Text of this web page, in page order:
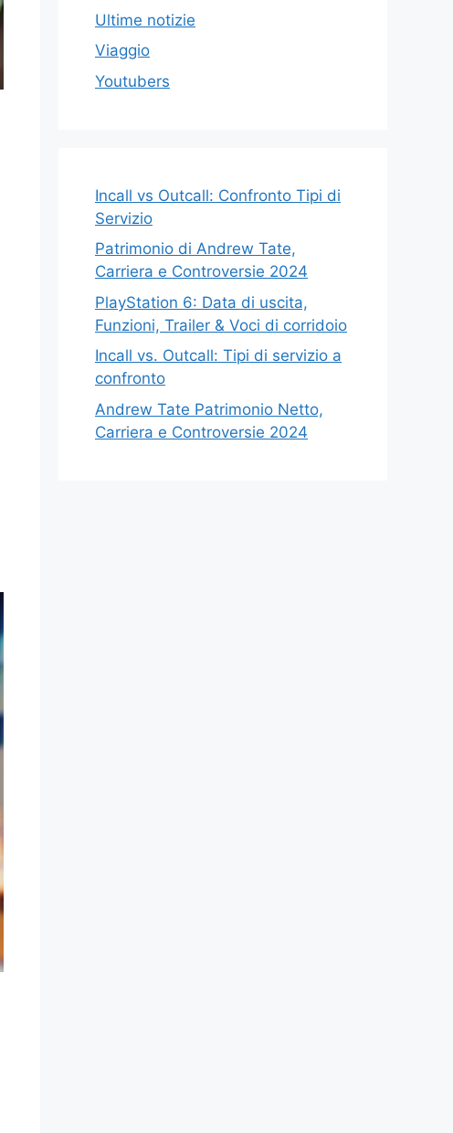
Ultime notizie
Viaggio
Youtubers
Incall vs Outcall: Confronto Tipi di
Servizio
Patrimonio di Andrew Tate,
Carriera e Controversie 2024
PlayStation 6: Data di uscita,
Funzioni, Trailer & Voci di corridoio
Incall vs. Outcall: Tipi di servizio a
confronto
Andrew Tate Patrimonio Netto,
Carriera e Controversie 2024